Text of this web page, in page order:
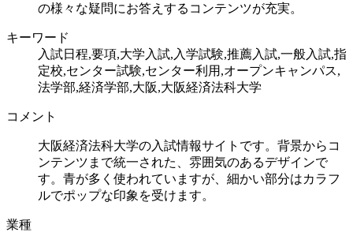
の様々な疑問にお答えするコンテンツが充実。
キーワード
入試日程,要項,大学入試,入学試験,推薦入試,一般入試,指
定校,センター試験,センター利用,オープンキャンパス,
法学部,経済学部,大阪,大阪経済法科大学
コメント
大阪経済法科大学の入試情報サイトです。背景からコ
ンテンツまで統一された、雰囲気のあるデザインで
す。青が多く使われていますが、細かい部分はカラフ
ルでポップな印象を受けます。
業種